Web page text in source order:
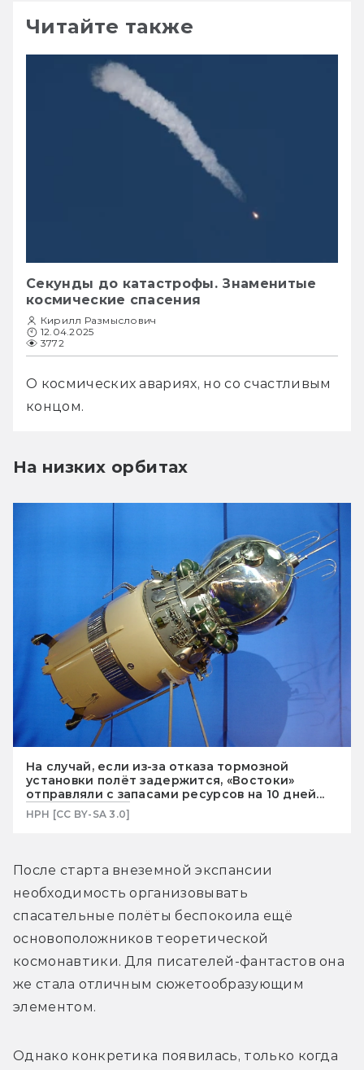
Читайте также
Секунды до катастрофы. Знаменитые
космические спасения
Кирилл Размыслович
12.04.2025
3772
О космических авариях, но со счастливым
концом.
На низких орбитах
На случай, если из-за отказа тормозной
установки полёт задержится, «Востоки»
отправляли с запасами ресурсов на 10 дней...
HPH [CC BY-SA 3.0]
После старта внеземной экспансии
необходимость организовывать
спасательные полёты беспокоила ещё
основоположников теоретической
космонавтики. Для писателей-фантастов она
же стала отличным сюжетообразующим
элементом.
Однако конкретика появилась, только когда